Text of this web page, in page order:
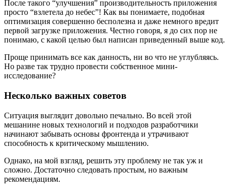
После такого “улучшения” производительность приложения
просто “взлетела до небес”! Как вы понимаете, подобная
оптимизация совершенно бесполезна и даже немного вредит
первой загрузке приложения. Честно говоря, я до сих пор не
понимаю, с какой целью был написан приведенный выше код.
Проще принимать все как данность, ни во что не углубляясь.
Но разве так трудно провести собственное мини-
исследование?
Несколько важных советов
Ситуация выглядит довольно печально. Во всей этой
мешанине новых технологий и подходов разработчики
начинают забывать основы фронтенда и утрачивают
способность к критическому мышлению.
Однако, на мой взгляд, решить эту проблему не так уж и
сложно. Достаточно следовать простым, но важным
рекомендациям.